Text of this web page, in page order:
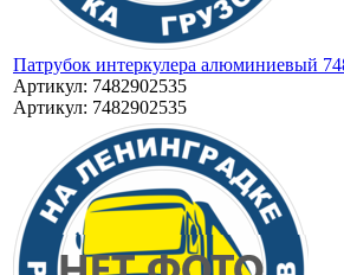
Патрубок интеркулера алюминиевый
Артикул: 7482902535
Артикул: 7482902535